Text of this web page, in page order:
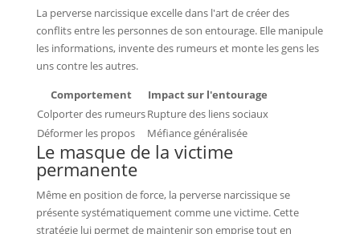
La perverse narcissique excelle dans l'art de créer des
conflits entre les personnes de son entourage. Elle manipule
les informations, invente des rumeurs et monte les gens les
uns contre les autres.
Comportement
Impact sur l'entourage
Colporter des rumeursRupture des liens sociaux
Déformer les propos
Méfiance généralisée
Le masque de la victime
permanente
Même en position de force, la perverse narcissique se
présente systématiquement comme une victime. Cette
stratégie lui permet de maintenir son emprise tout en